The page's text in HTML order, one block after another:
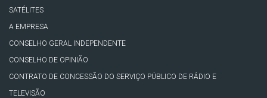
SATÉLITES
A EMPRESA
CONSELHO GERAL INDEPENDENTE
CONSELHO DE OPINIÃO
CONTRATO DE CONCESSÃO DO SERVIÇO PÚBLICO DE RÁDIO E
TELEVISÃO